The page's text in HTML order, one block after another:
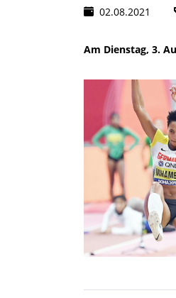
02.08.2021
Am Dienstag, 3.